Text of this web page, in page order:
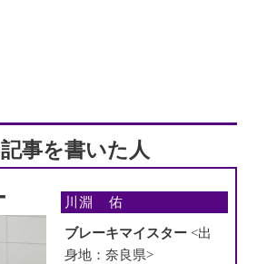
事を書いた人
川淵 佑
ブレーキマイスター<出
身地：奈良県>